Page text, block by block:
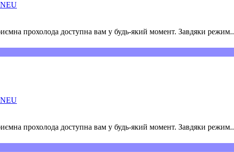
прохолода доступна вам у будь-який момент. Завдяки режим..
прохолода доступна вам у будь-який момент. Завдяки режим..